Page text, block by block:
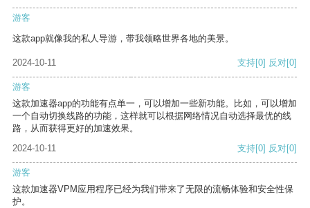
游客
这款app就像我的私人导游，带我领略世界各地的美景。
2024-10-11 支持[0] 反对[0]
游客
这款加速器app的功能有点单一，可以增加一些新功能。比如，可以增加
一个自动切换线路的功能，这样就可以根据网络情况自动选择最优的线
路，从而获得更好的加速效果。
2024-10-11
支持[0] 反对[0]
游客
这款加速器VPM应用程序已经为我们带来了无限的流畅体验和安全性保
护。